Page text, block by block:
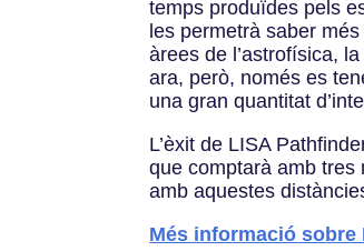
temps produïdes pels
les permetrà saber
àrees de l’astrofísica,
ara, però, només es
una gran quantitat
L’èxit de LISA
que comptarà amb tres
amb aquestes
Més informació sobre